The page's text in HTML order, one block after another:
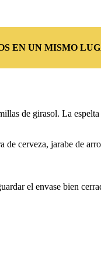
EN UN MISMO
de girasol. La
cerveza, jarabe de
el envase bien